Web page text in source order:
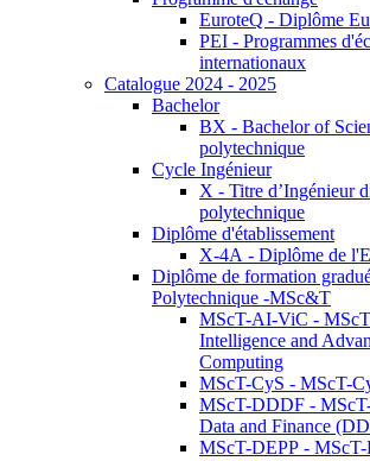
EuroteQ - Diplôme
PEI - Programmes
internationaux
Catalogue 2024 - 2025
Bachelor
BX - Bachelor of
polytechnique
Cycle Ingénieur
X - Titre d’Ingénieur
polytechnique
Diplôme d'établissement
X-4A - Diplôme de
Diplôme de formation
Polytechnique -MSc&T
MScT-AI-ViC -
Intelligence and
Computing
MScT-CyS - MScT-
MScT-DDDF -
Data and Finance
MScT-DEPP - MScT-